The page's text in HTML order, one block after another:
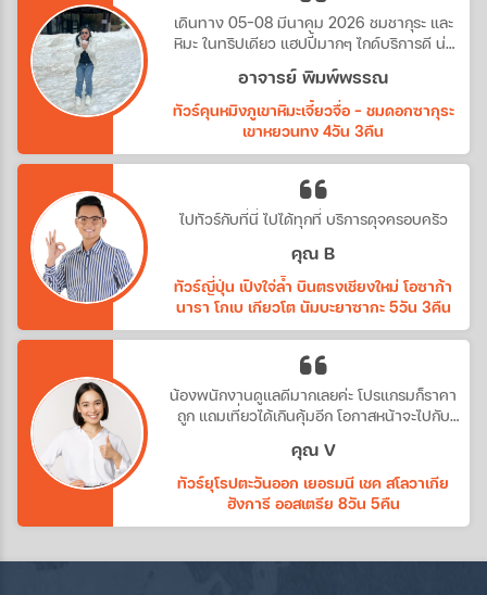
เดินทาง 05-08 มีนาคม 2026 ชมชากุระ และ
หิมะ ในทริปเดียว แฮปปี้มากๆ ไกด์บริการดี น่า
อาจารย์ พิมพ์พรรณ
ทัวร์คุนหมิงภูเขาหิมะเจี้ยวจื่อ - ชมดอกซากุระ
เขาหยวนทง 4วัน 3คืน
ไปทัวร์กับที่นี่ ไปได้ทุกที่ บริการดุจครอบครัว
คุณ B
ทัวร์ญี่ปุ่น เปิงใจ่ล้ำ บินตรงเชียงใหม่ โอซาก้า
นารา โกเบ เกียวโต นัมบะยาซากะ 5วัน 3คืน
น้องพนักงานดูแลดีมากเลยค่ะ โปรแกรมก็ราคา
ถูก แถมเที่ยวได้เกินคุ้มอีก โอกาสหน้าจะไปกับ
คุณ V
ทัวร์ยุโรปตะวันออก เยอรมนี เชค สโลวาเกีย
ฮังการี ออสเตรีย 8วัน 5คืน